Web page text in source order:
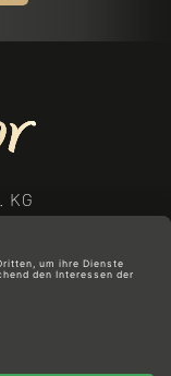
KG
- 0